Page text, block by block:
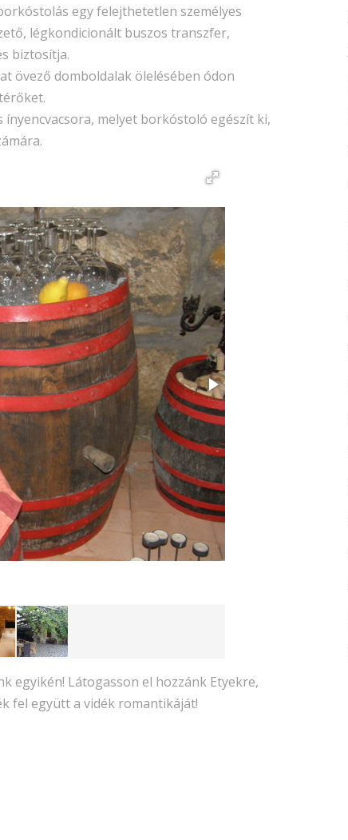
egy felejthetetlen személyes
légkondicionált buszos transzfer,
biztosítja.
övező domboldalak ölelésében ódon
melyet borkóstoló egészít ki,
egyikén! Látogasson el hozzánk Etyekre,
fel együtt a vidék romantikáját!